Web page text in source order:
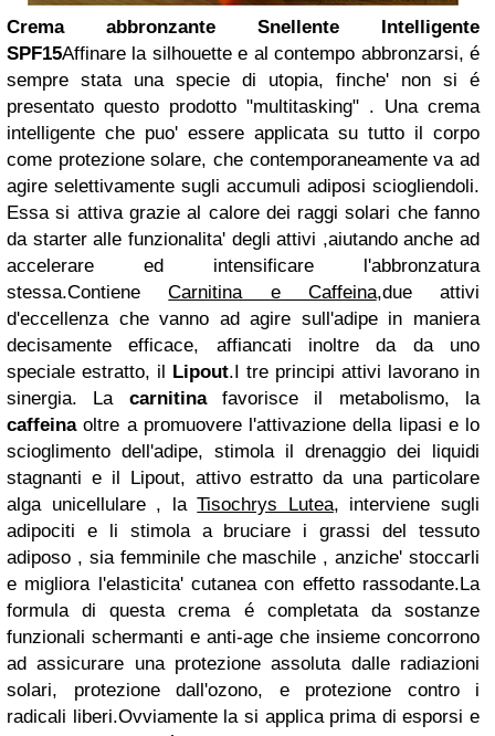
Crema abbronzante Snellente Intelligente
SPF15Affinare la silhouette e al contempo abbronzarsi, é
sempre stata una specie di utopia, finche' non si é
presentato questo prodotto "multitasking" . Una crema
intelligente che puo' essere applicata su tutto il corpo
come protezione solare, che contemporaneamente va ad
agire selettivamente sugli accumuli adiposi sciogliendoli.
Essa si attiva grazie al calore dei raggi solari che fanno
da starter alle funzionalita' degli attivi ,aiutando anche ad
accelerare ed intensificare l'abbronzatura
stessa.ContieneCarnitina e Caffeina,due attivi
d'eccellenza che vanno ad agire sull'adipe in maniera
decisamente efficace, affiancati inoltre da da uno
speciale estratto, il Lipout.I tre principi attivi lavorano in
sinergia. La carnitinafavorisce il metabolismo, la
caffeinaoltre a promuovere l'attivazione della lipasi e lo
scioglimento dell'adipe, stimola il drenaggio dei liquidi
stagnanti e il Lipout, attivo estratto da una particolare
alga unicellulare , laTisochrys Lutea, interviene sugli
adipociti e li stimola a bruciare i grassi del tessuto
adiposo , sia femminile che maschile , anziche' stoccarli
e migliora l'elasticita' cutanea con effetto rassodante.La
formula di questa crema é completata da sostanze
funzionali schermanti e anti-age che insieme concorrono
ad assicurare una protezione assoluta dalle radiazioni
solari, protezione dall'ozono, e protezione contro i
radicali liberi.Ovviamente la si applica prima di esporsi e